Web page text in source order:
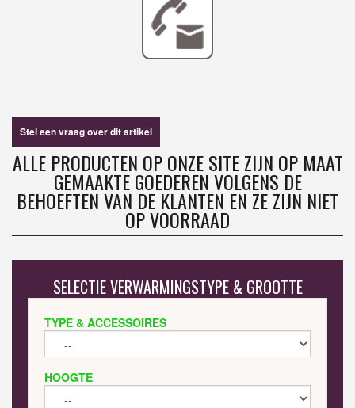
Stel een vraag over dit artikel
ALLE PRODUCTEN OP ONZE SITE ZIJN OP MAAT
GEMAAKTE GOEDEREN VOLGENS DE
BEHOEFTEN VAN DE KLANTEN EN ZE ZIJN NIET
OP VOORRAAD
SELECTIE VERWARMINGSTYPE & GROOTTE
TYPE & ACCESSOIRES
HOOGTE